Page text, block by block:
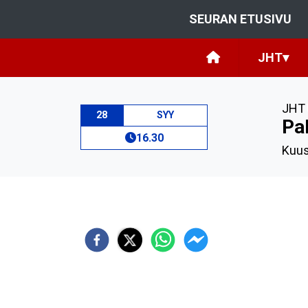
SEURAN ETUSIVU
JHT▾
28 SYY
16.30
JHT